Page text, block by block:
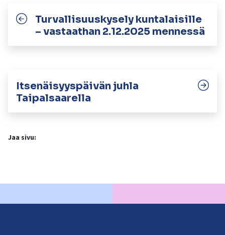
Turvallisuuskysely kuntalaisille
– vastaathan 2.12.2025 mennessä
Itsenäisyyspäivän juhla
Taipalsaarella
Jaa sivu: